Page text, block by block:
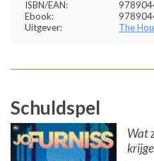
ISBN/EAN:
Ebook:
Uitgever:
The
Schuldspel
Wat